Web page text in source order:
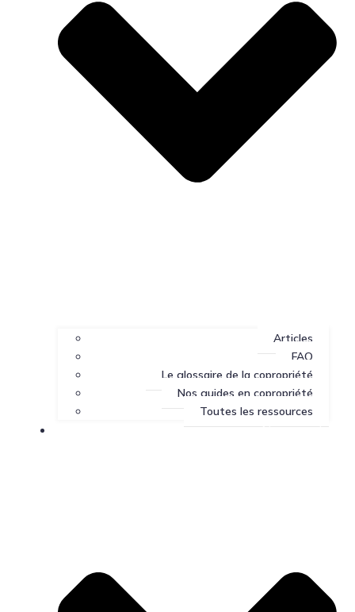
Articles
FAQ
Le glossaire de la copropriété
Nos guides en copropriété
Toutes les ressources
Nous joindre